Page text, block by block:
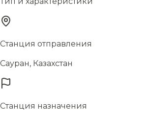
Станция отправления
Сауран, Казахстан
Станция назначения